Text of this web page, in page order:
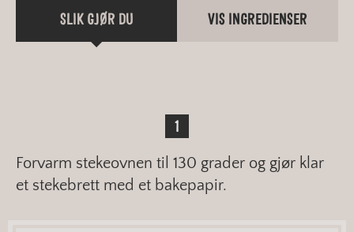
SLIK GJØR DU VIS INGREDIENSER
Forvarm stekeovnen til 130 grader og gjør klar
et stekebrett med et bakepapir.